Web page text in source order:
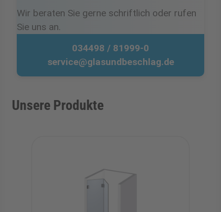
Wir beraten Sie gerne schriftlich oder rufen
Sie uns an.
034498 / 81999-0
service@glasundbeschlag.de
Unsere Produkte